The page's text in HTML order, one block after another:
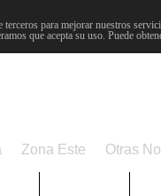
para mejorar nuestros
que acepta su uso. Puede
Zona Este Otras